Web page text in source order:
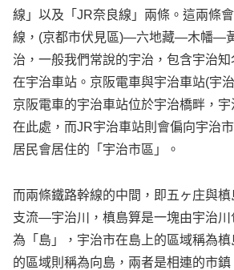
線」以及「JR奈良線」兩條。這兩條
線，(京都市伏見區)—六地藏—木幡—
治，一般我們常說的宇治，包含宇治
在宇治車站。京阪電車與宇治車站(宇
京阪電車的宇治車站位於宇治橋畔，
在此處，而JR宇治車站則會偏向宇治
居民會居住的「宇治市區」。
而兩條鐵路幹線的中間，即五ヶ庄與
支流—宇治川，槙島算是一塊由宇治川
為「島」，宇治市在島上的區域稱為
的區域則稱為向島，兩者是相連的市鎮